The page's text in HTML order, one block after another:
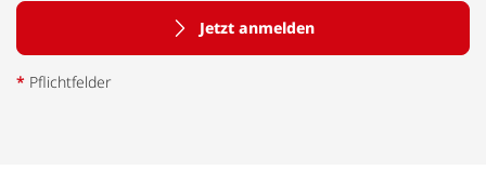
Jetzt anmelden
* Pflichtfelder